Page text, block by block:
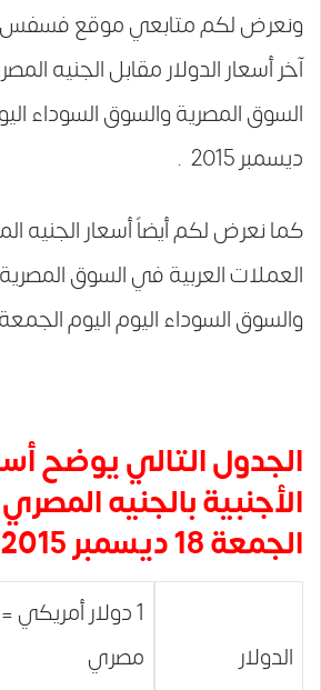
ونعرض لكم متابعي موقع فسفس
آخر أسعار الدولار مقابل الجنيه
ديسمبر 2015 .
كما نعرض لكم أيضاً أسعار الجنيه
العملات العربية في السوق
والسوق السوداء اليوم اليوم الجمعة 18 ديسمبر 2015 .
الجدول التالي يوضح
الأجنبية بالجنيه
الجمعة 18 ديسمبر 2015 :
الدولار
مصري